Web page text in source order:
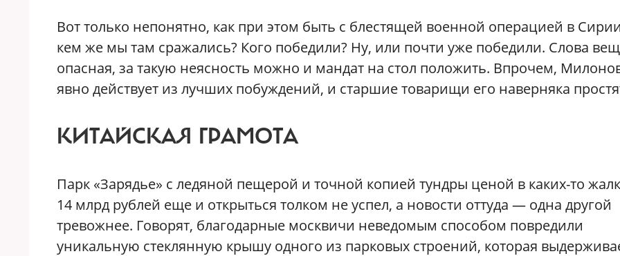
Вот только непонятно, как при этом быть с блестящей военной операцией в
кем же мы там сражались? Кого победили? Ну, или почти уже победили. Слова
опасная, за такую неясность можно и мандат на стол положить. Впрочем,
явно действует из лучших побуждений, и старшие товарищи его наверняка
КИТАЙСКАЯ ГРАМОТА
Парк «Зарядье» с ледяной пещерой и точной копией тундры ценой в каких-то
14 млрд рублей еще и открыться толком не успел, а новости оттуда — одна другой
тревожнее. Говорят, благодарные москвичи неведомым способом повредили
уникальную стеклянную крышу одного из парковых строений, которая